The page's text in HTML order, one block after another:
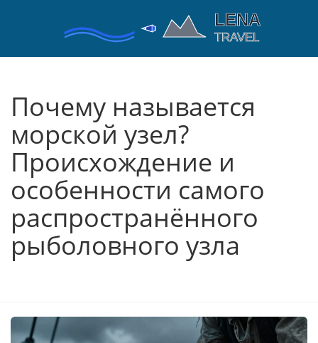
Почему называется
морской узел?
Происхождение и
особенности самого
распространённого
рыболовного узла